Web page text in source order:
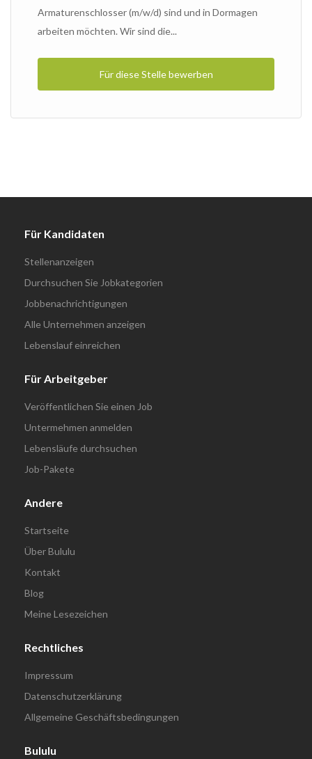
Armaturenschlosser (m/w/d) sind und in Dormagen
arbeiten möchten. Wir sind die...
Für diese Stelle bewerben
Für Kandidaten
Stellenanzeigen
Durchsuchen Sie Jobkategorien
Jobbenachrichtigungen
Alle Unternehmen anzeigen
Lebenslauf einreichen
Für Arbeitgeber
Veröffentlichen Sie einen Job
Untermehmen anmelden
Lebensläufe durchsuchen
Job-Pakete
Andere
Startseite
Über Bululu
Kontakt
Blog
Meine Lesezeichen
Rechtliches
Impressum
Datenschutzerklärung
Allgemeine Geschäftsbedingungen
Bululu